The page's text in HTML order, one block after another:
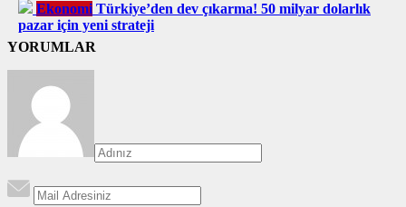
Ekonomi Türkiye’den dev çıkarma! 50 milyar dolarlık
pazar için yeni strateji
YORUMLAR